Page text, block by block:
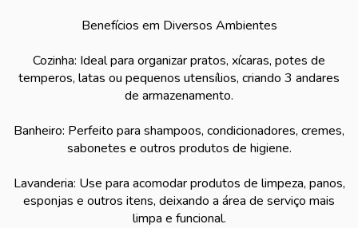
Benefícios em Diversos Ambientes
Cozinha: Ideal para organizar pratos, xícaras, potes de
temperos, latas ou pequenos utensílios, criando 3 andares
de armazenamento.
Banheiro: Perfeito para shampoos, condicionadores, cremes,
sabonetes e outros produtos de higiene.
Lavanderia: Use para acomodar produtos de limpeza, panos,
esponjas e outros itens, deixando a área de serviço mais
limpa e funcional.